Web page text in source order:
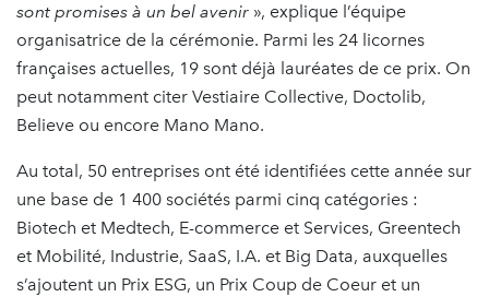
sont promises à un bel avenir », explique l’équipe
organisatrice de la cérémonie. Parmi les 24 licornes
françaises actuelles, 19 sont déjà lauréates de ce prix. On
peut notamment citer Vestiaire Collective, Doctolib,
Believe ou encore Mano Mano.
Au total, 50 entreprises ont été identifiées cette année sur
une base de 1 400 sociétés parmi cinq catégories :
Biotech et Medtech, E-commerce et Services, Greentech
et Mobilité, Industrie, SaaS, I.A. et Big Data, auxquelles
s’ajoutent un Prix ESG, un Prix Coup de Coeur et un